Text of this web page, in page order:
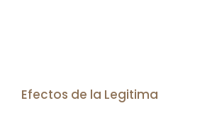
Efectos de la Legitima